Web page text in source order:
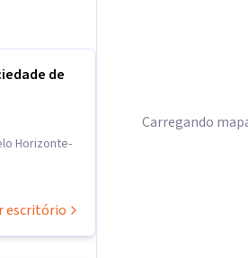
de
Horizonte-
escritório
Carregando